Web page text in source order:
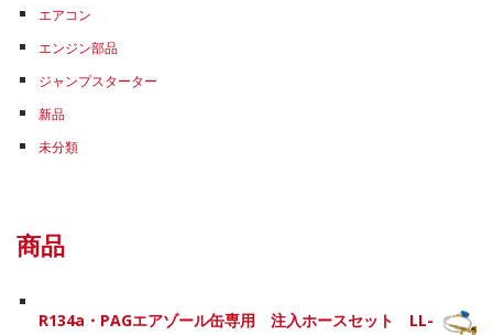
エアコン
エンジン部品
ジャンプスターター
新品
未分類
商品
R134a・PAGエアゾール缶専用 注入ホースセット LL-